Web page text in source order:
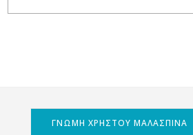
ΓΝΩΜΗ ΧΡΗΣΤΟΥ ΜΑΛΑΣΠΙΝΑ